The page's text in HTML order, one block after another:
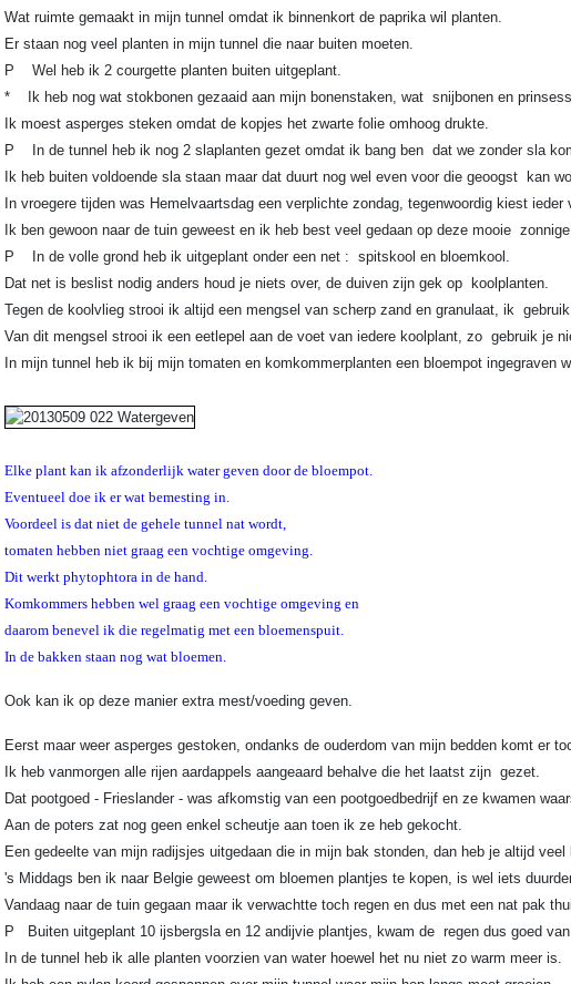
Wat ruimte gemaakt in mijn tunnel omdat ik binnenkort de paprika wil planten.
Er staan nog veel planten in mijn tunnel die naar buiten moeten.
P Wel heb ik 2 courgette planten buiten uitgeplant.
* Ik heb nog wat stokbonen gezaaid aan mijn bonenstaken, wat snijbonen en
Ik moest asperges steken omdat de kopjes het zwarte folie omhoog drukte.
P In de tunnel heb ik nog 2 slaplanten gezet omdat ik bang ben dat we zonder sla
Ik heb buiten voldoende sla staan maar dat duurt nog wel even voor die geoogst kan
In vroegere tijden was Hemelvaartsdag een verplichte zondag, tegenwoordig kiest ieder
Ik ben gewoon naar de tuin geweest en ik heb best veel gedaan op deze mooie zonnige
P In de volle grond heb ik uitgeplant onder een net : spitskool en bloemkool.
Dat net is beslist nodig anders houd je niets over, de duiven zijn gek op koolplanten.
Tegen de koolvlieg strooi ik altijd een mengsel van scherp zand en granulaat, ik
Van dit mengsel strooi ik een eetlepel aan de voet van iedere koolplant, zo gebruik je
In mijn tunnel heb ik bij mijn tomaten en komkommerplanten een bloempot ingegraven
Elke plant kan ik afzonderlijk water geven door de bloempot.
Eventueel doe ik er wat bemesting in.
Voordeel is dat niet de gehele tunnel nat wordt,
tomaten hebben niet graag een vochtige omgeving.
Dit werkt phytophtora in de hand.
Komkommers hebben wel graag een vochtige omgeving en
daarom benevel ik die regelmatig met een bloemenspuit.
In de bakken staan nog wat bloemen.
Ook kan ik op deze manier extra mest/voeding geven.
Eerst maar weer asperges gestoken, ondanks de ouderdom van mijn bedden komt er
Ik heb vanmorgen alle rijen aardappels aangeaard behalve die het laatst zijn gezet.
Dat pootgoed - Frieslander - was afkomstig van een pootgoedbedrijf en ze kwamen
Aan de poters zat nog geen enkel scheutje aan toen ik ze heb gekocht.
Een gedeelte van mijn radijsjes uitgedaan die in mijn bak stonden, dan heb je altijd veel
's Middags ben ik naar Belgie geweest om bloemen plantjes te kopen, is wel iets
Vandaag naar de tuin gegaan maar ik verwachtte toch regen en dus met een nat pak
P Buiten uitgeplant 10 ijsbergsla en 12 andijvie plantjes, kwam de regen dus goed van
In de tunnel heb ik alle planten voorzien van water hoewel het nu niet zo warm meer is.